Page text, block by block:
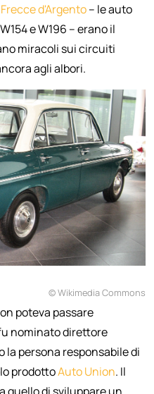
Frecce d'Argento– le auto
e W196 – erano il
miracoli sui circuiti
agli albori.
© Wikimedia Commons
poteva passare
nominato direttore
la persona responsabile di
prodottoAuto Union. Il